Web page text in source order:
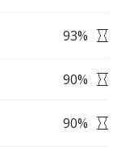
93%
90%
90%